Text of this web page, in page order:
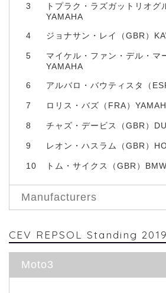
3
トプラク・ラズガットリオグ
YAMAHA
4 ジョナサン・レイ（GBR）
5
マイケル・ファン・デル・マ
YAMAHA
6 アルバロ・バウティスタ（
7 ロリス・バズ（FRA）
8 チャズ・デービス（GBR）
9 レオン・ハスラム（GBR）
10 トム・サイクス（GBR）BMW
Manufacturers
CEV REPSOL Standing
Moto3